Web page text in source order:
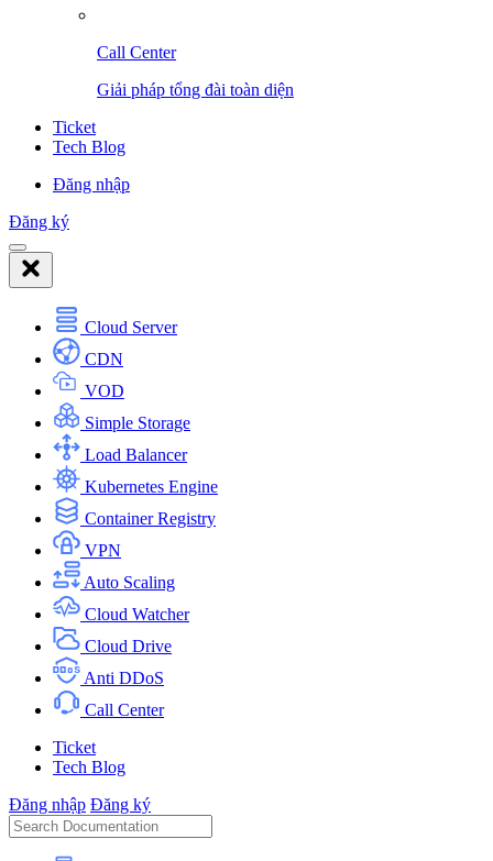
Call Center
Giải pháp tổng đài toàn diện
Ticket
Tech Blog
Đăng nhập
Đăng ký
Cloud Server
CDN
VOD
Simple Storage
Load Balancer
Kubernetes Engine
Container Registry
VPN
Auto Scaling
Cloud Watcher
Cloud Drive
Anti DDoS
Call Center
Ticket
Tech Blog
Đăng nhập Đăng ký